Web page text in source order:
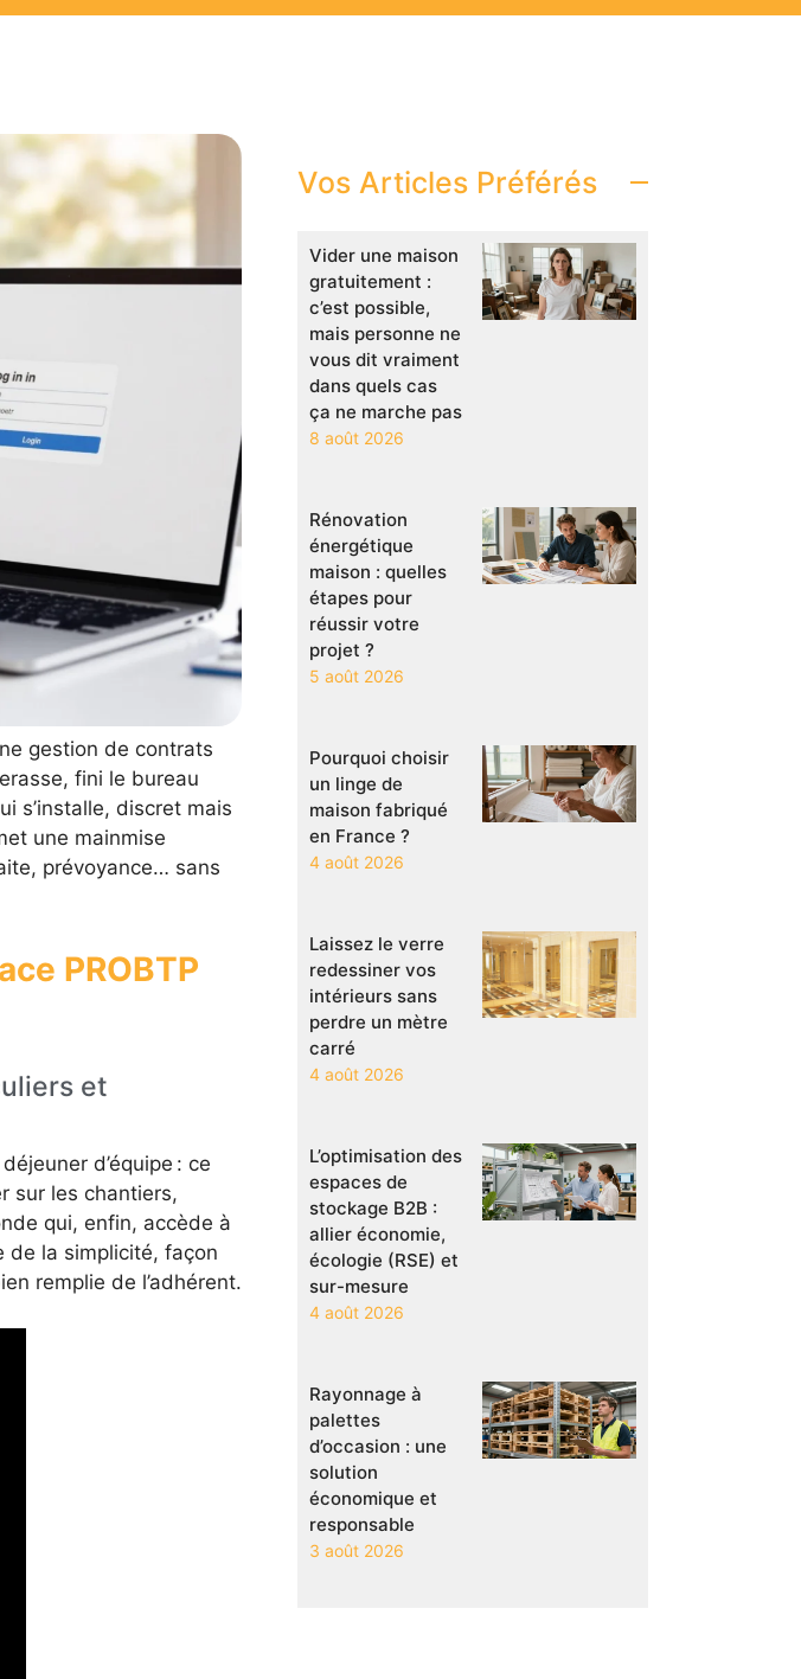
gestion de contrats
fini le bureau
s’installe, discret mais
une mainmise
prévoyance… sans
PROBTP
et
d’équipe : ce
sur les chantiers,
qui, enfin, accède à
de la simplicité, façon
remplie de l’adhérent.
Vos Articles Préférés
Vider une maison
gratuitement :
c’est possible,
mais personne ne
vous dit vraiment
dans quels cas
ça ne marche pas
8 août 2026
Rénovation
énergétique
maison : quelles
étapes pour
réussir votre
projet ?
5 août 2026
Pourquoi choisir
un linge de
maison fabriqué
en France ?
4 août 2026
Laissez le verre
redessiner vos
intérieurs sans
perdre un mètre
carré
4 août 2026
L’optimisation des
espaces de
stockage B2B :
allier économie,
écologie (RSE) et
sur-mesure
4 août 2026
Rayonnage à
palettes
d’occasion : une
solution
économique et
responsable
3 août 2026